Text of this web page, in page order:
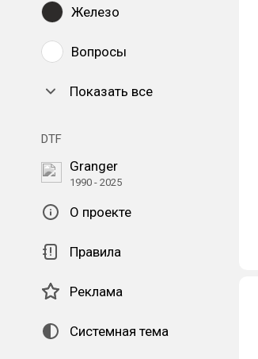
Железо
Вопросы
Показать все
DTF
Granger
1990 - 2025
О проекте
Правила
Реклама
Системная тема